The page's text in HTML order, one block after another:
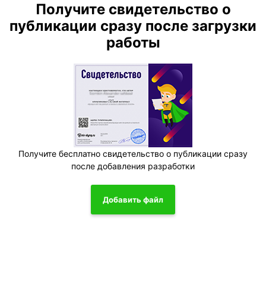
Получите свидетельство о
публикации сразу после загрузки
работы
Получите бесплатно свидетельство о публикации сразу
после добавления разработки
Добавить файл